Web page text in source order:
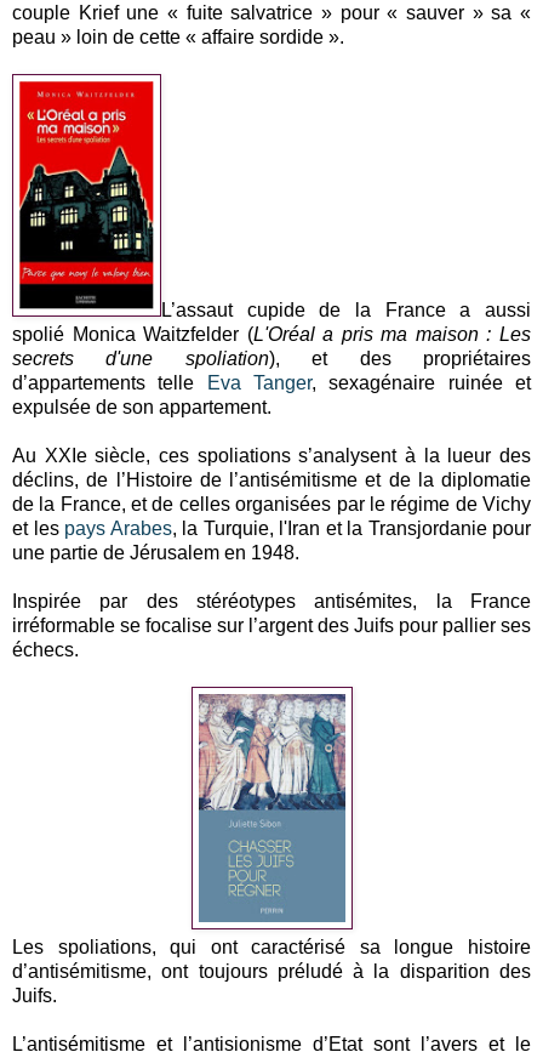
couple Krief une « fuite salvatrice » pour « sauver » sa «
peau » loin de cette « affaire sordide ».
L’assaut cupide de la France a aussi
spolié Monica Waitzfelder (L'Oréal a pris ma maison : Les
secrets d'une spoliation), et des propriétaires
d’appartements telle
Eva Tanger, sexagénaire ruinée et
expulsée de son appartement.
Au XXIe siècle, ces spoliations s’analysent à la lueur des
déclins, de l’Histoire de l’antisémitisme et de la diplomatie
de la France, et de celles organisées par le régime de Vichy
et les pays Arabes, la Turquie, l'Iran et la Transjordanie pour
une partie de Jérusalem en 1948.
Inspirée par des stéréotypes antisémites, la France
irréformable se focalise sur l’argent des Juifs pour pallier ses
échecs.
Les spoliations, qui ont caractérisé sa longue histoire
d’antisémitisme, ont toujours préludé à la disparition des
Juifs.
L’antisémitisme et l’antisionisme d’Etat sont l’avers et le